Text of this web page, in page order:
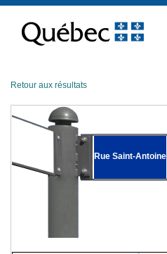
contenu
Retour aux résultats
Rue Saint-Antoine